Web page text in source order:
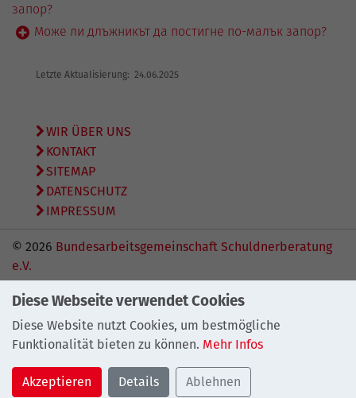
запор?
Може ли длъжникът да постигне по-малък запор?
Letzte Aktualisierung: 24.06.2025
WIR ÜBER UNS
KONTAKT
SITEMAP
DATENSCHUTZ
IMPRESSUM
© 2026 Bundesarbeitsgemeinschaft Schuldnerberatung
e.V.
Diese Webseite verwendet Cookies
Diese Website nutzt Cookies, um bestmögliche
Funktionalität bieten zu können. Mehr Infos
Akzeptieren Details Ablehnen